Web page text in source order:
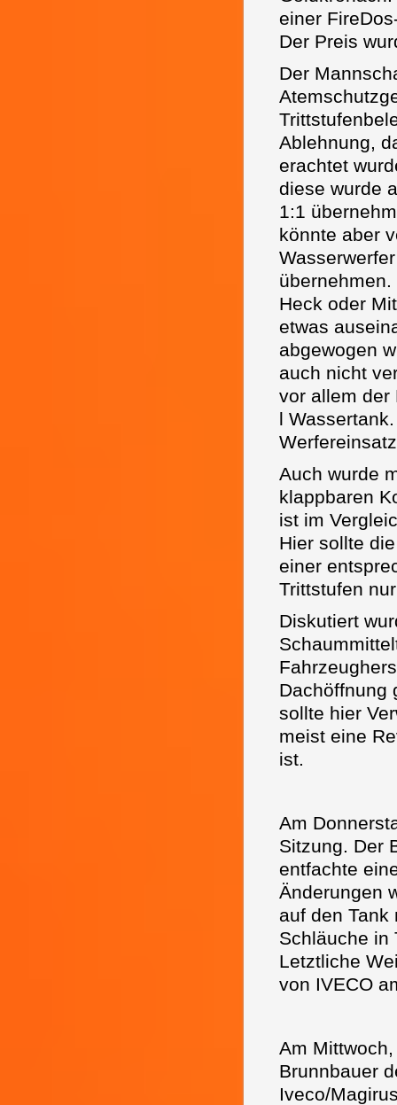
einer
Der Preis
Der
Ablehnung,
erachtet
diese wurde
1:1
könnte aber
Heck oder
etwas
abgewogen
auch nicht
vor allem der
l
Auch wurde
klappbaren
ist im
Hier sollte
einer
Trittstufen
Diskutiert
Dachöffnung
sollte hier
meist eine
ist.
Am
Sitzung. Der
entfachte
Änderungen
auf den Tank
Schläuche in
Letztliche
von IVECO
Am
Brunnbauer
Iveco/